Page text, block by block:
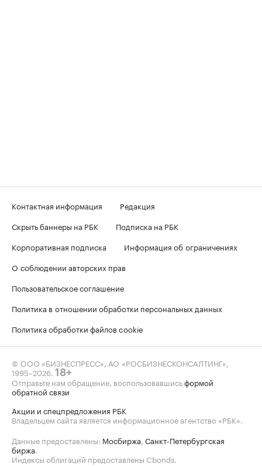
Контактная информация
Редакция
Скрыть баннеры на РБК
Подписка на РБК
Корпоративная подписка
Информация об ограничениях
О соблюдении авторских прав
Пользовательское соглашение
Политика в отношении обработки персональных данных
Политика обработки файлов cookie
© ООО «БИЗНЕСПРЕСС», АО «РОСБИЗНЕСКОНСАЛТИНГ»,
1995–2026 18+
Отправьте нам обращение, воспользовавшисьформой
обратной связи
Акции и спецпредложения РБК
Владельцем сайта является информационное агентство «РБК».
Данные предоставлены: Мосбиржа Санкт-Петербургская
биржа
Индексы облигаций предоставлены Cbonds.